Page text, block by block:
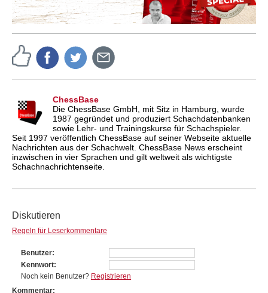
ChessBase
Die ChessBase GmbH, mit Sitz in Hamburg, wurde
1987 gegründet und produziert Schachdatenbanken
sowie Lehr- und Trainingskurse für Schachspieler.
Seit 1997 veröffentlich ChessBase auf seiner Webseite aktuelle
Nachrichten aus der Schachwelt. ChessBase News erscheint
inzwischen in vier Sprachen und gilt weltweit als wichtigste
Schachnachrichtenseite.
Diskutieren
Regeln für Leserkommentare
Benutzer
Kennwort
Noch kein Benutzer? Registrieren
Kommentar